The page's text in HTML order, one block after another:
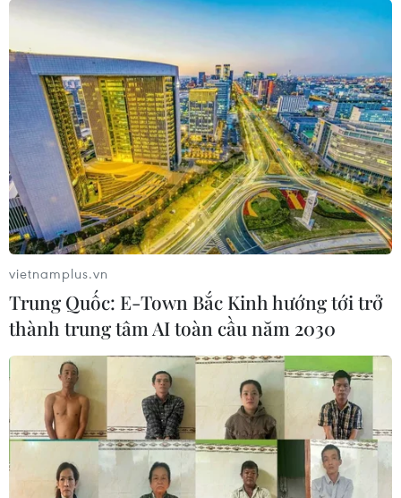
vietnamplus.vn
Trung Quốc: E-Town Bắc Kinh hướng tới trở
thành trung tâm AI toàn cầu năm 2030